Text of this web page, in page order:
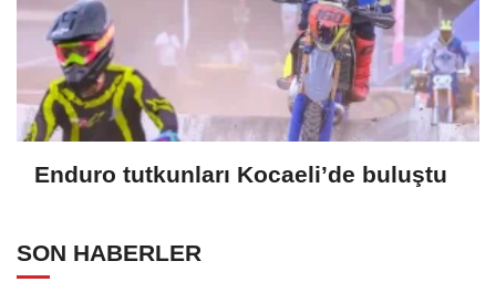
Enduro tutkunları Kocaeli’de buluştu
SON HABERLER